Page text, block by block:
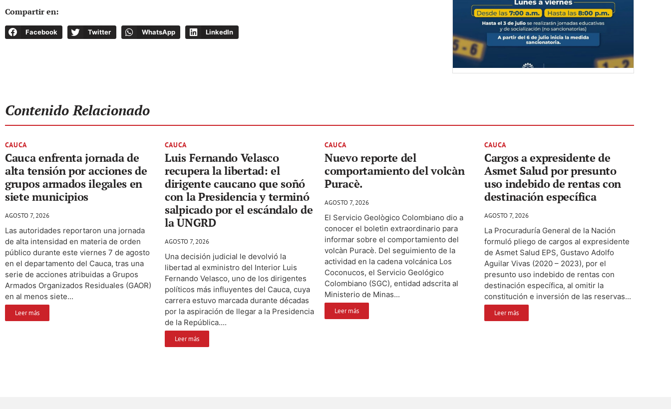
Compartir en:
Facebook Twitter WhatsApp LinkedIn
Contenido Relacionado
CAUCA
Cauca enfrenta jornada de
alta tensión por acciones de
grupos armados ilegales en
siete municipios
AGOSTO 7, 2026
Las autoridades reportaron una jornada
de alta intensidad en materia de orden
público durante este viernes 7 de agosto
en el departamento del Cauca, tras una
serie de acciones atribuidas a Grupos
Armados Organizados Residuales (GAOR)
en al menos siete...
Leer más
CAUCA
Luis Fernando Velasco
recupera la libertad: el
dirigente caucano que soñó
con la Presidencia y terminó
salpicado por el escándalo de
la UNGRD
AGOSTO 7, 2026
Una decisión judicial le devolvió la
libertad al exministro del Interior Luis
Fernando Velasco, uno de los dirigentes
políticos más influyentes del Cauca, cuya
carrera estuvo marcada durante décadas
por la aspiración de llegar a la Presidencia
de la República....
Leer más
CAUCA
Nuevo reporte del
comportamiento del volcàn
Puracè.
AGOSTO 7, 2026
El Servicio Geològico Colombiano dio a
conocer el boletìn extraordinario para
informar sobre el comportamiento del
volcàn Puracè. Del seguimiento de la
actividad en la cadena volcánica Los
Coconucos, el Servicio Geológico
Colombiano (SGC), entidad adscrita al
Ministerio de Minas...
Leer más
CAUCA
Cargos a expresidente de
Asmet Salud por presunto
uso indebido de rentas con
destinación específica
AGOSTO 7, 2026
La Procuraduría General de la Nación
formuló pliego de cargos al expresidente
de Asmet Salud EPS, Gustavo Adolfo
Aguilar Vivas (2020 – 2023), por el
presunto uso indebido de rentas con
destinación específica, al omitir la
constitución e inversión de las reservas...
Leer más